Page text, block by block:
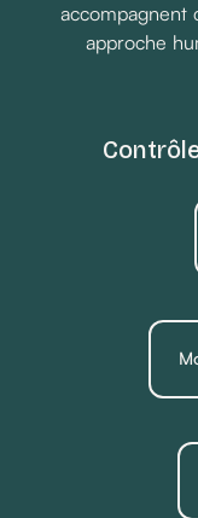
accompagnent
approche